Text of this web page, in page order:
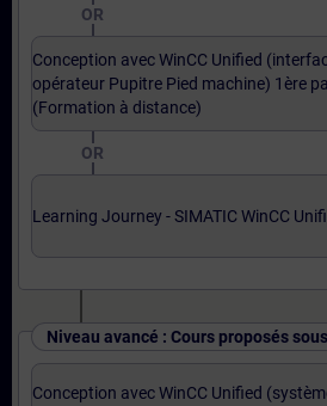
OR
Conception avec WinCC Unified
opérateur Pupitre Pied machine) 1ère
(Formation à distance)
OR
Learning Journey - SIMATIC WinCC
Niveau avancé : Cours proposés
Conception avec WinCC Unified